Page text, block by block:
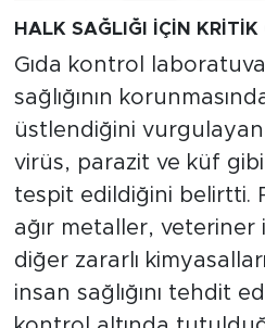
HALK SAĞLIĞI İÇİN KRİTİK
Gıda kontrol
sağlığının
üstlendiğini
virüs, parazit ve küf gibi
tespit edildiğini belirtti.
ağır metaller, veteriner
diğer zararlı
insan sağlığını tehdit